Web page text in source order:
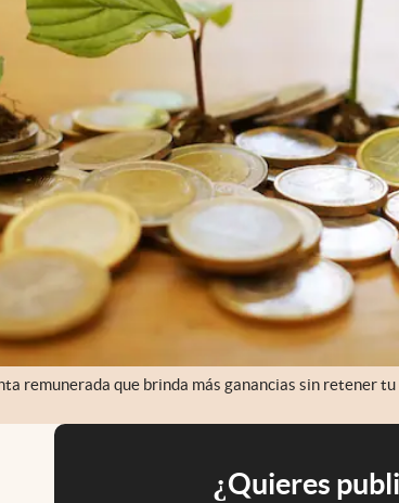
remunerada que brinda más ganancias sin retener tu
¿Quieres